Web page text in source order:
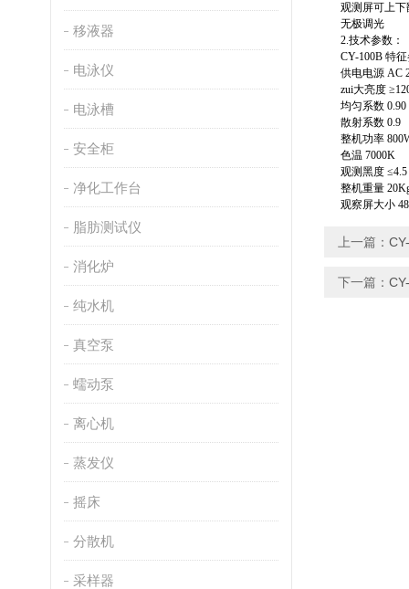
移液器
电泳仪
电泳槽
安全柜
净化工作台
脂肪测试仪
消化炉
纯水机
真空泵
蠕动泵
离心机
蒸发仪
摇床
分散机
采样器
观测屏可上
无极调光
2.技术参数：
CY-100B 特
供电电源 AC
zui大亮度
均匀系数 0.90
散射系数 0.9
整机功率
色温 7000K
观测黑度 ≤4.5
整机重量
观察屏大小
上一篇：
下一篇：